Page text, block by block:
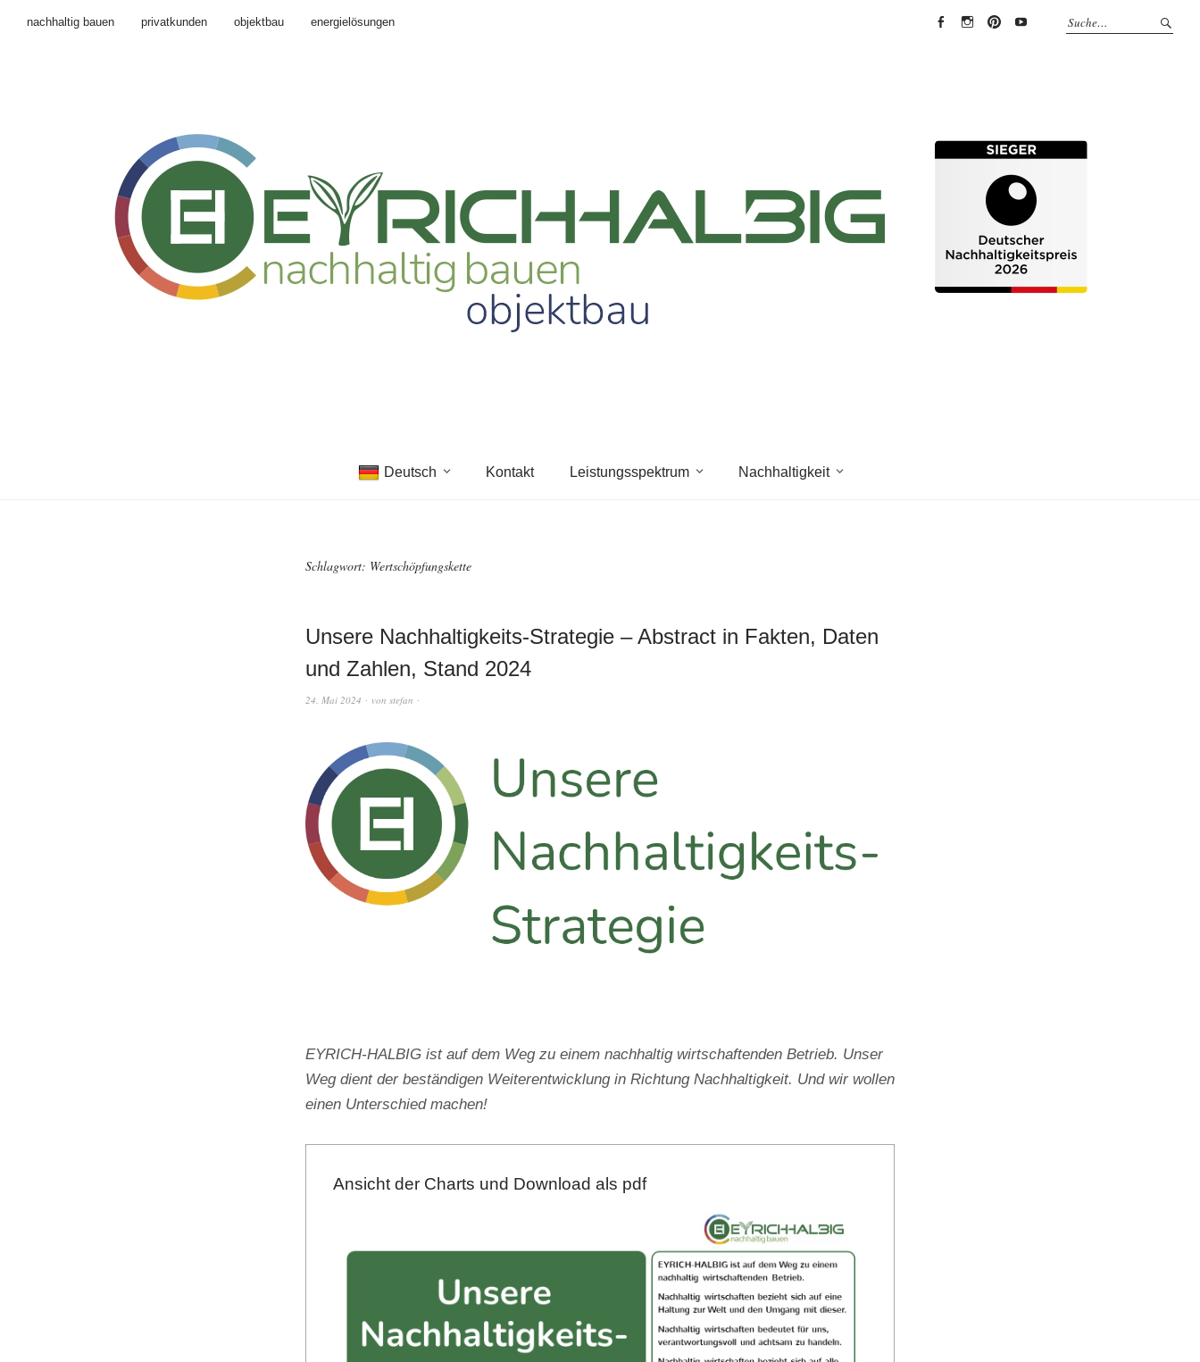
nachhaltig bauen privatkunden objektbau
energielösungen
Deutsch Kontakt Leistungsspektrum Nachhaltigkeit
Schlagwort: Wertschöpfungskette
Unsere Nachhaltigkeits-Strategie – Abstract in Fakten, Daten
und Zahlen, Stand 2024
24. Mai 2024 von stefan
EYRICH-HALBIG ist auf dem Weg zu einem nachhaltig wirtschaftenden Betrieb. Unser
Weg dient der beständigen Weiterentwicklung in Richtung Nachhaltigkeit. Und wir wollen
einen Unterschied machen!
Ansicht der Charts und Download als pdf